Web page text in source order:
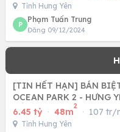
Tỉnh Hưng Yên
P
Phạm Tuấn Trung
Đăng 09/12/2024
[TIN HẾT HẠN] BÁN
OCEAN PARK 2 - HƯNG
TẦNG, 3 PN, 4 WC,
6.45 tỷ · 48m
2
· 107 tr/
Tỉnh Hưng Yên